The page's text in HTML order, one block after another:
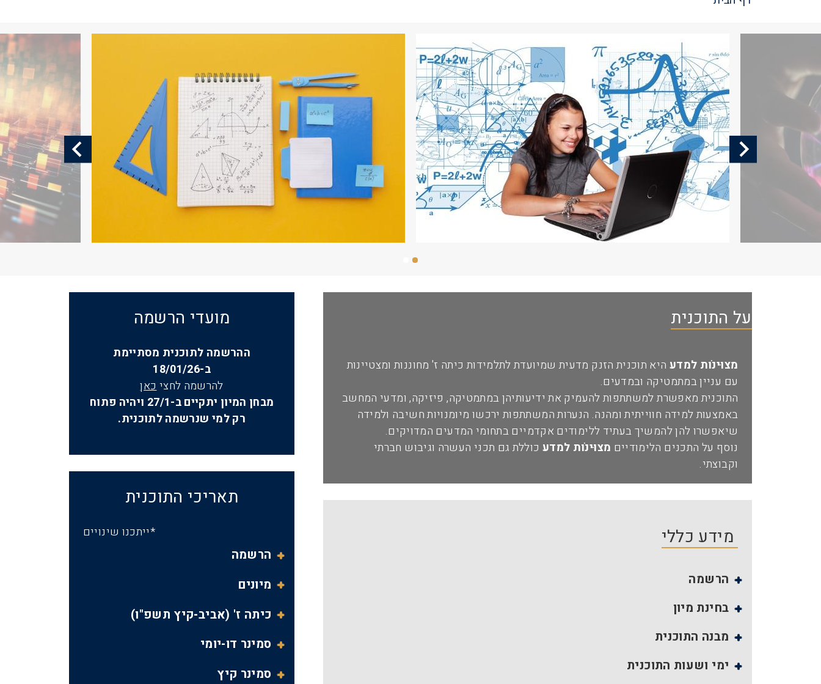
ניווט
תמונה
על התוכנית
מצוּינוׂת למדע היא תוכנית הזנק מדעית שמיועדת לתלמידות כיתה ז' מחוננות ומצטיינות
עם עניין במתמטיקה ובמדעים.
התוכנית מאפשרת למשתתפות להעמיק את ידיעותיהן במתמטיקה, פיזיקה, ומדעי המחשב
באמצעות למידה חווייתית ומהנה. הנערות המשתתפות ירכשו מיומנויות חשיבה ולמידה
שיאפשרו להן להמשיך בעתיד ללימודים אקדמיים בתחומי המדעים המדויקים.
נוסף על התכנים הלימודיים מצוּינוׂת למדע כוללת גם תכני העשרה וגיבוש חברתי
וקבוצתי.
מידע כללי
הרשמה
בחינת מיון
מבנה התוכנית
ימי ושעות התוכנית
מועדי הרשמה
ההרשמה לתוכנית מסתיימת
ב-18/01/26
להרשמה לחציכאן
מבחן המיון יתקיים ב-27/1 ויהיה פתוח
רק למי שנרשמה לתוכנית.
תאריכי התוכנית
*ייתכנו שינויים
הרשמה
מיונים
כיתה ז' (אביב-קיץ תשפ"ו)
סמינר דו-יומי
סמינר קיץ